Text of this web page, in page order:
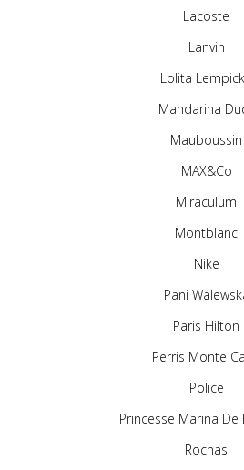
Lacoste
Lanvin
Lolita
Mandarina
Mauboussin
MAX&Co
Miraculum
Montblanc
Nike
Pani
Paris Hilton
Perris Monte
Police
Princesse Marina
Rochas